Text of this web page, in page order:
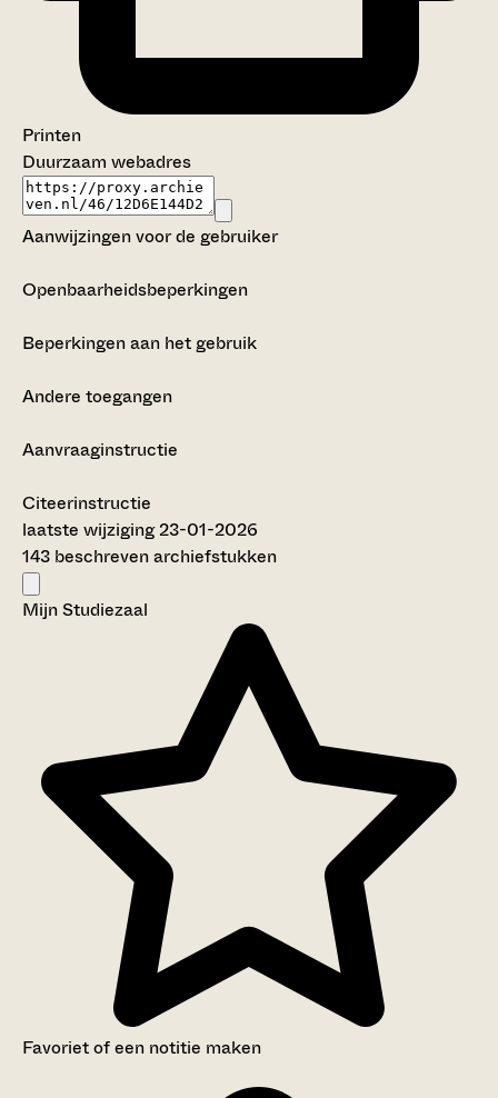
Printen
Duurzaam webadres
Aanwijzingen voor de gebruiker
Openbaarheidsbeperkingen
Beperkingen aan het gebruik
Andere toegangen
Aanvraaginstructie
Citeerinstructie
laatste wijziging 23-01-2026
143 beschreven archiefstukken
Mijn Studiezaal
Favoriet of een notitie maken